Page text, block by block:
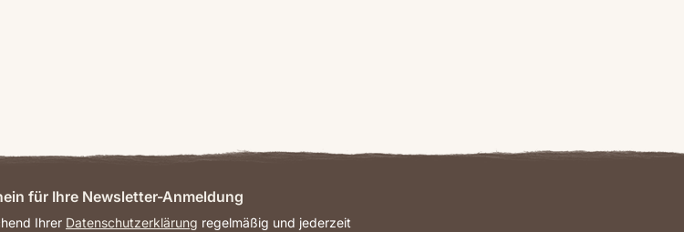
für Ihre Newsletter-Anmeldung
Ihrer Datenschutzerklärung regelmäßig und jederzeit